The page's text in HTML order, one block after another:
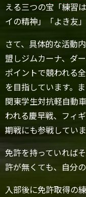
える三つの宝「練習
イの精神」「よき友
さて、具体的な活動
盟しジムカーナ、ダ
ポイントで競われる
を目指しています。
関東学生対抗軽自動
われる慶早戦、フィ
期戦にも参戦していま
免許を持っていれば
許が無くても、自分
入部後に免許取得の